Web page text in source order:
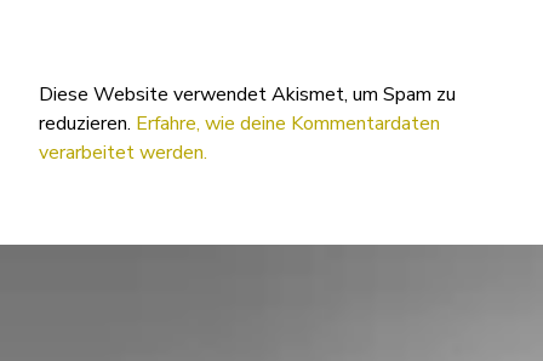
Diese Website verwendet Akismet, um Spam zu
reduzieren. Erfahre, wie deine Kommentardaten
verarbeitet werden.